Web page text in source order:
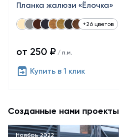
Планка жалюзи «Ёлочка»
+26 цветов
от 250 ₽ / п.м.
Купить в 1 клик
Созданные нами проекты
Ноябрь 2022